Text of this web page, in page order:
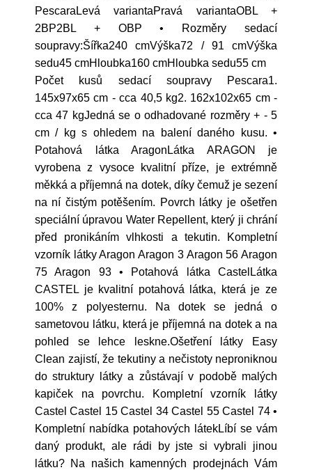
PescaraLevá variantaPravá variantaOBL +
2BP2BL + OBP • Rozměry sedací
soupravy:Šířka240 cmVýška72 / 91 cmVýška
sedu45 cmHloubka160 cmHloubka sedu55 cm
Počet kusů sedací soupravy Pescara1.
145x97x65 cm - cca 40,5 kg2. 162x102x65 cm -
cca 47 kgJedná se o odhadované rozměry + - 5
cm / kg s ohledem na balení daného kusu. •
Potahová látka AragonLátka ARAGON je
vyrobena z vysoce kvalitní příze, je extrémně
měkká a příjemná na dotek, díky čemuž je sezení
na ní čistým potěšením. Povrch látky je ošetřen
speciální úpravou Water Repellent, který ji chrání
před pronikáním vlhkosti a tekutin. Kompletní
vzorník látky Aragon Aragon 3 Aragon 56 Aragon
75 Aragon 93 • Potahová látka CastelLátka
CASTEL je kvalitní potahová látka, která je ze
100% z polyesternu. Na dotek se jedná o
sametovou látku, která je příjemná na dotek a na
pohled se lehce leskne.Ošetření látky Easy
Clean zajistí, že tekutiny a nečistoty neproniknou
do struktury látky a zůstávají v podobě malých
kapiček na povrchu. Kompletní vzorník látky
Castel Castel 15 Castel 34 Castel 55 Castel 74 •
Kompletní nabídka potahových látekLíbí se vám
daný produkt, ale rádi by jste si vybrali jinou
látku? Na našich kamenných prodejnách Vám